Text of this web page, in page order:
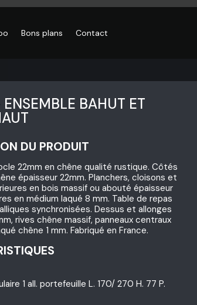
Bons plans Contact
BAHUT ET
DU PRODUIT
22mm en chêne qualité rustique. Côtés
épaisseur 22mm. Planchers, cloisons et
en bois massif ou abouté épaisseur
en médium laqué 8 mm. Table de repas
synchronisées. Dessus et allonges
rives chêne massif, panneaux centraux
chêne 1 mm. Fabriqué en France.
1 all. portefeuille L. 170/ 270 H. 77 P.